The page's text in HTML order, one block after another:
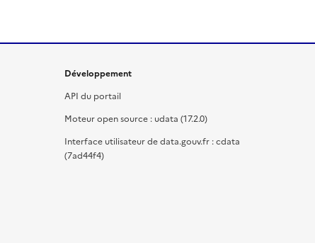
Développement
API du portail
Moteur open source : udata (17.2.0)
Interface utilisateur de data.gouv.fr : cdata
(7ad44f4)